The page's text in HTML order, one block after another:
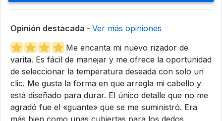
Opinión destacada - Ver más opiniones
Me encanta mi nuevo rizador de
varita. Es fácil de manejar y me ofrece la oportunidad
de seleccionar la temperatura deseada con solo un
clic. Me gusta la forma en que arregla mi cabello y
está diseñado para durar. El único detalle que no me
agradó fue el «guante» que se me suministró. Era
más bien como unas cubiertas para los dedos,